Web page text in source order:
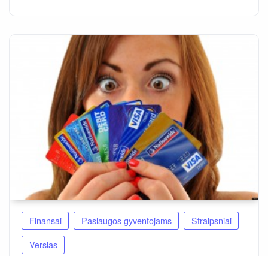
Finansai Paslaugos gyventojams
Straipsniai
Verslas